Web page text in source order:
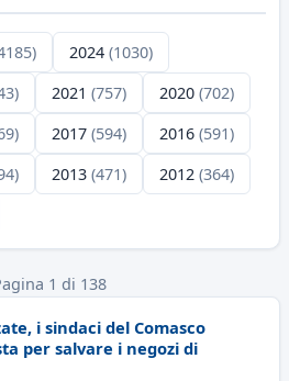
2024 (1030)
2021 (757) 2020 (702)
2017 (594) 2016 (591)
2013 (471) 2012 (364)
1 di 138
i sindaci del Comasco
per salvare i negozi di